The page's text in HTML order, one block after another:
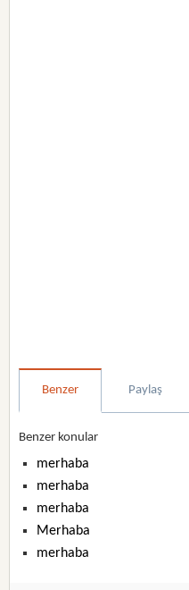
Benzer Paylaş
Benzer konular
merhaba
merhaba
merhaba
Merhaba
merhaba